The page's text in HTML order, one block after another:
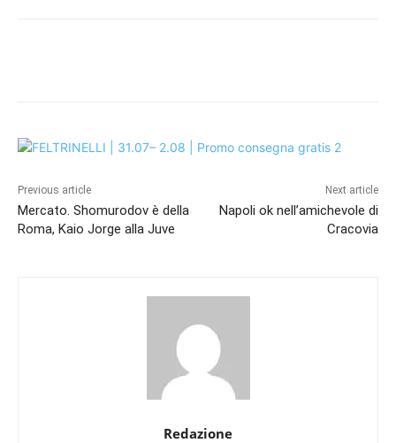
Previous article
Mercato. Shomurodov è della
Roma, Kaio Jorge alla Juve
Next article
Napoli ok nell’amichevole di
Cracovia
Redazione